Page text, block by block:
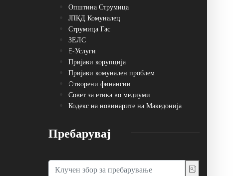
Општина Струмица
ЈПКД Комуналец
Струмица Гас
ЗЕЛС
E-Услуги
Пријави корупција
Пријави комунален проблем
Oтворени финансии
Совет за етика во медиуми
Кодекс на новинарите на Македонија
Пребарувај